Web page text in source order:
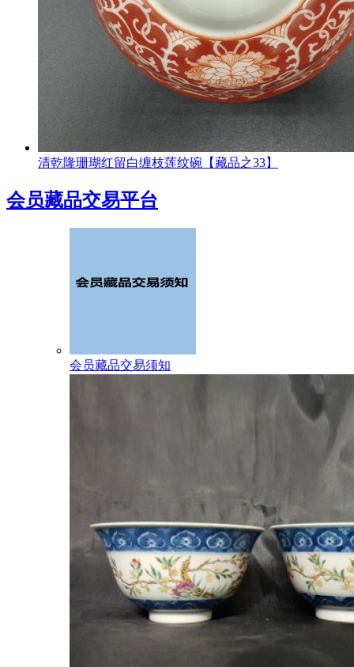
清乾隆珊瑚红留白缠枝莲纹碗【藏品之33】
会员藏品交易平台
会员藏品交易须知